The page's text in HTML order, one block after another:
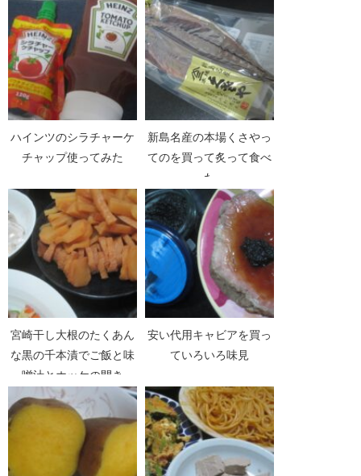
ハインツのシラチャーケ
チャップ使ってみた
新島名産の本場くさやっ
てのを買って炙って食べ
た
宮崎干し大根のたくあん
な黒の千本漬でご飯と味
噌汁とホッケの開き
安い代用キャビアを買っ
ていろいろ味見